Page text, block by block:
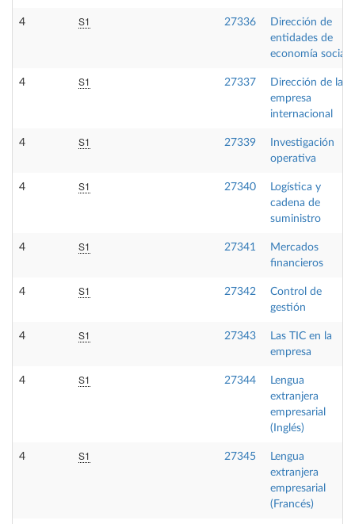
4 S1 27336
Dirección de
entidades de
economía social
4 S1 27337
Dirección de la
empresa
internacional
4 S1 27339
Investigación
operativa
4 S1 27340
Logística y
cadena de
suministro
4 S1 27341
Mercados
financieros
4 S1 27342
Control de
gestión
4 S1 27343
Las TIC en la
empresa
4 S1 27344
Lengua
extranjera
empresarial
(Inglés)
4 S1 27345
Lengua
extranjera
empresarial
(Francés)